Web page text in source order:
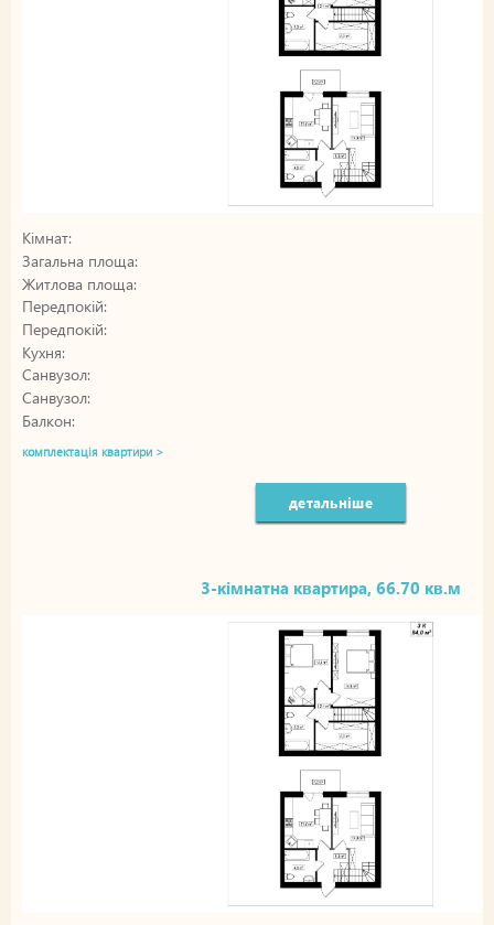
Кімнат:
Загальна площа:
Житлова площа:
Передпокій:
Передпокій:
Кухня:
Санвузол:
Санвузол:
Балкон:
комплектація квартири >
детальніше
3-кімнатна квартира, 66.70 кв.м